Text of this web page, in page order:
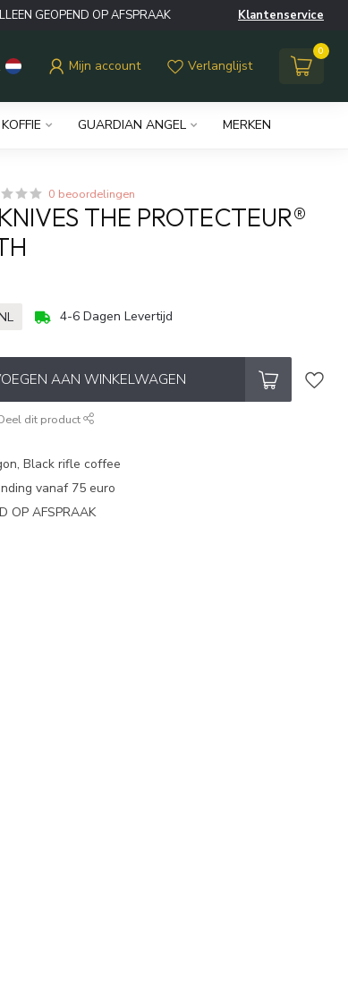
GEOPEND OP AFSPRAAK Klantenservice
Mijn account Verlanglijst
0
KOFFIE GUARDIAN ANGEL MERKEN
0 beoordelingen
THE PROTECTEUR®
4-6 Dagen Levertijd
AAN WINKELWAGEN
dit product
Black rifle coffee
vanaf 75 euro
OP AFSPRAAK